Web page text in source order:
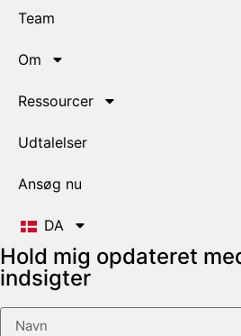
Team
Om
Ressourcer
Udtalelser
Ansøg nu
DA
Hold mig opdateret
indsigter